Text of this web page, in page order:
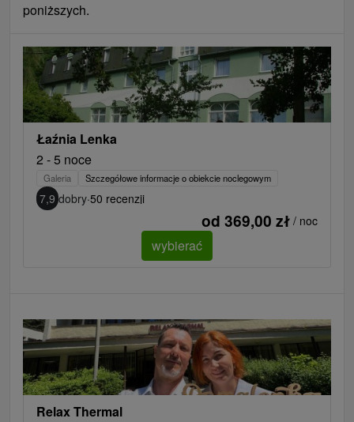
poniższych.
Łaźnia Lenka
2 - 5 noce
Galeria Szczegółowe informacje o obiekcie noclegowym
7,9 dobry·50 recenzji
od 369,00 zł / noc
wybierać
Relax Thermal